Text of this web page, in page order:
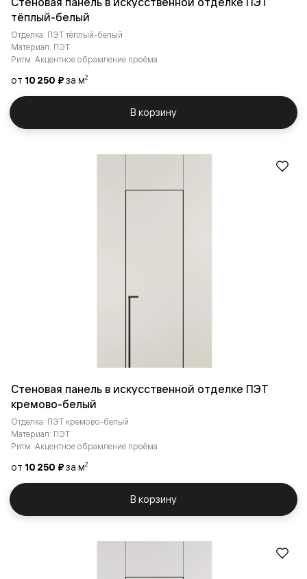
тёплый-белый
Отделка: ПЭТ тёплый-белый
Материал: ПЭТ
Ритм: Акцентное обрамление проёма
от 10 250 ₽за м2
В корзину
Стеновая панель в искусственной отделке ПЭТ
кремово-белый
Отделка: ПЭТ кремово-белый
Материал: ПЭТ
Ритм: Акцентное обрамление проёма
от 10 250 ₽за м2
В корзину